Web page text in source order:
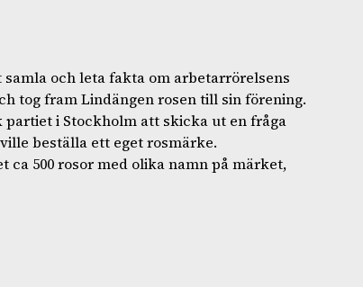
och leta fakta om arbetarrörelsens
tog fram Lindängen rosen till sin förening.
i Stockholm att skicka ut en fråga
beställa ett eget rosmärke.
ca 500 rosor med olika namn på märket,